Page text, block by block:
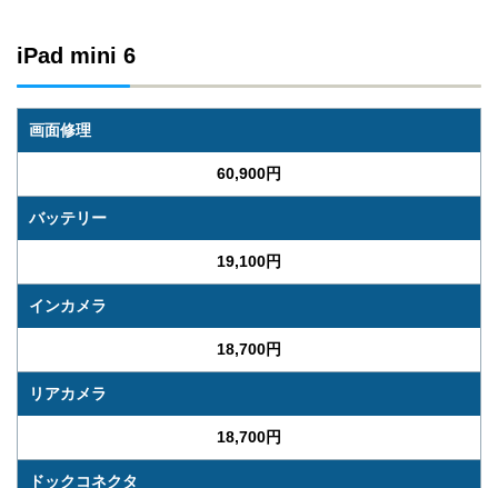
iPad mini 6
画面修理
60,900円
バッテリー
19,100円
インカメラ
18,700円
リアカメラ
18,700円
ドックコネクタ